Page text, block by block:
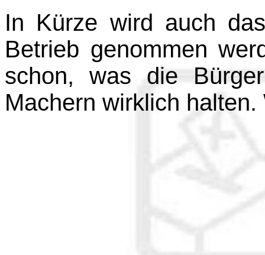
In Kürze wird auch
Betrieb genommen
schon, was die
Machern wirklich